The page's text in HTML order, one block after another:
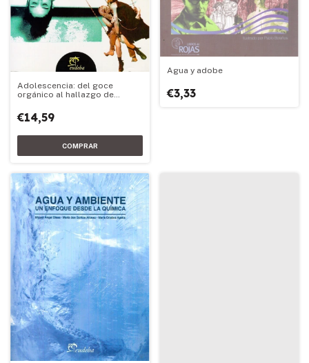
Adolescencia: del goce
orgánico al hallazgo de
€14,59
Agua y adobe
€3,33